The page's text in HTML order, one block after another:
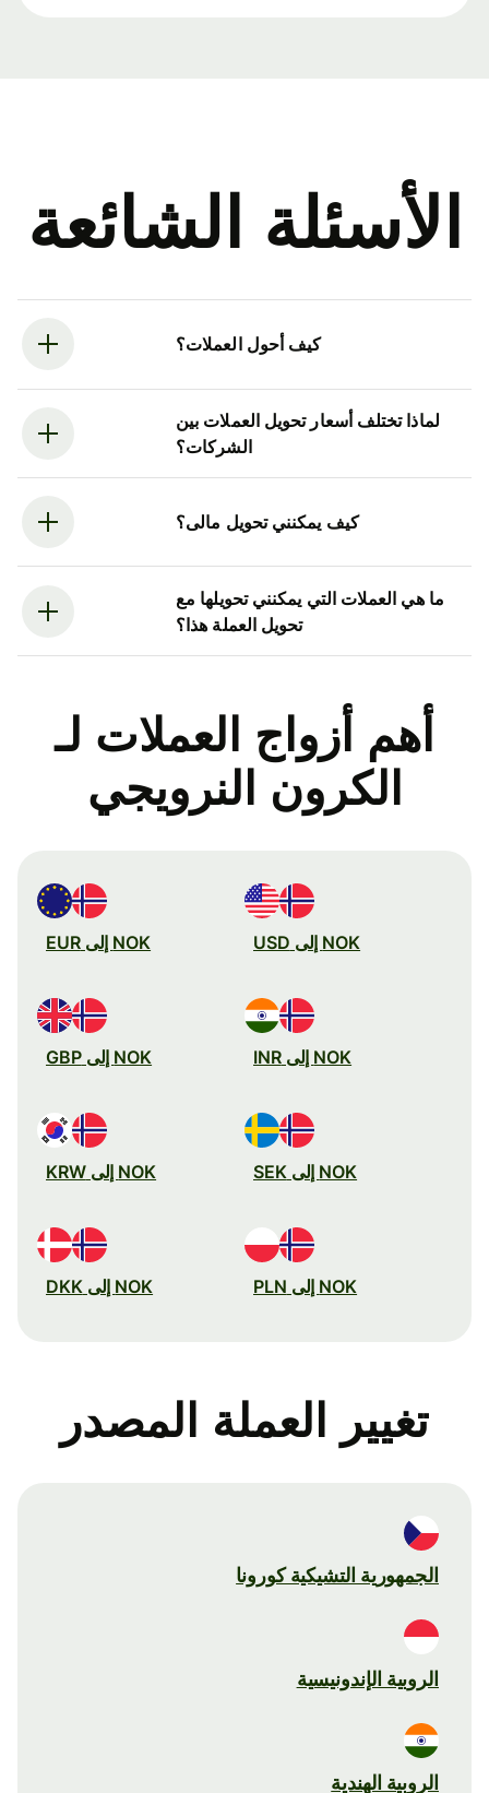
الأسئلة الشائعة
كيف أحول العملات؟
لماذا تختلف أسعار تحويل العملات بين
الشركات؟
كيف يمكنني تحويل مالى؟
ما هي العملات التي يمكنني تحويلها مع
تحويل العملة هذا؟
أهم أزواج العملات لـ
الكرون النرويجي
NOK إلى USD NOK إلى EUR
NOK إلى INR NOK إلى GBP
NOK إلى SEK NOK إلى KRW
NOK إلى PLN NOK إلى DKK
تغيير العملة المصدر
الجمهورية التشيكية كورونا
الروبية الإندونيسية
الروبية الهندية